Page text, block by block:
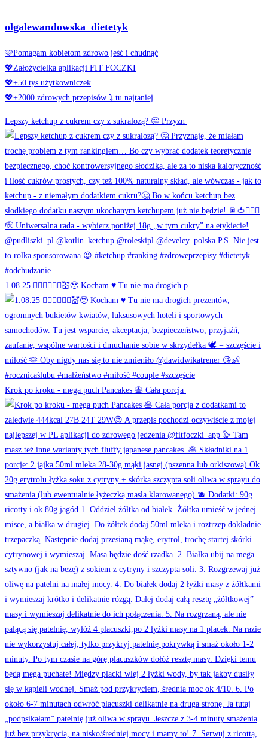
olgalewandowska_dietetyk
🩷Pomagam kobietom zdrowo jeść i chudnąć
💖Założycielka aplikacji FIT FOCZKI
💖+50 tys użytkowniczek
💖+2000 zdrowych przepisów ⤵️ tu najtaniej
Lepszy ketchup z cukrem czy z sukralozą? 🤔 Przyzn
1.08.25 👰🏻‍♀️🤵🏻‍♂️💒🥹 Kocham ♥️ Tu nie ma drogich p
Krok po kroku - mega puch Pancakes 🥞 Cała porcja